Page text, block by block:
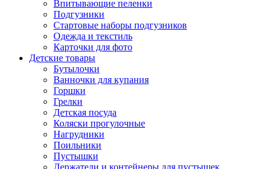
Впитывающие пеленки
Подгузники
Стартовые наборы подгузников
Одежда и текстиль
Карточки для фото
Детские товары
Бутылочки
Ванночки для купания
Горшки
Грелки
Детская посуда
Коляски прогулочные
Нагрудники
Поильники
Пустышки
Держатели и контейнеры для пустышек